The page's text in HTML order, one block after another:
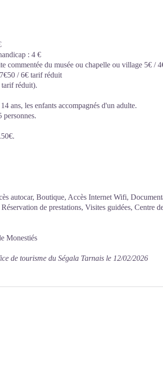
: 4 €
commentée du musée ou chapelle ou village 5€ /
/ 6€ tarif réduit
tarif réduit).
ans, les enfants accompagnés d'un adulte.
personnes.
autocar, Boutique, Accès Internet Wifi,
de prestations, Visites guidées, Centre
Monestiés
de tourisme du Ségala Tarnais le 12/02/2026